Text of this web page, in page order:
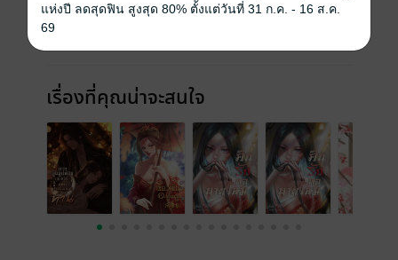
เรื่องที่คุณน่าจะสนใจ
แห่งปี ลดสุดฟิน สูงสุด 80% ตั้งแต่วันที่ 31 ก.ค. - 16 ส.ค.
69